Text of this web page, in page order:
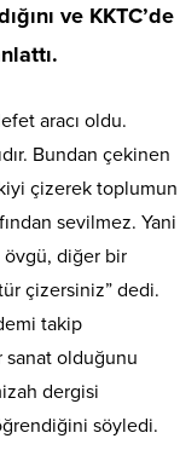
ve KKTC’de
aracı oldu.
Bundan çekinen
çizerek toplumun
sevilmez. Yani
övgü, diğer bir
çizersiniz” dedi.
takip
olduğunu
dergisi
söyledi.